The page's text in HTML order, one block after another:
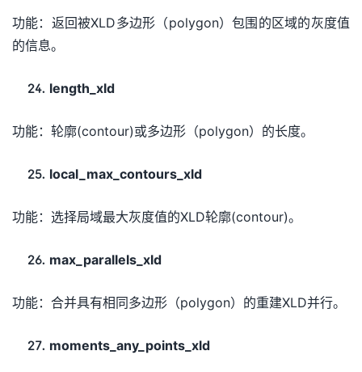
功能：返回被XLD多边形（polygon）包围的区域的灰度值
的信息。
length_xld
功能：轮廓(contour)或多边形（polygon）的长度。
local_max_contours_xld
功能：选择局域最大灰度值的XLD轮廓(contour)。
max_parallels_xld
功能：合并具有相同多边形（polygon）的重建XLD并行。
moments_any_points_xld